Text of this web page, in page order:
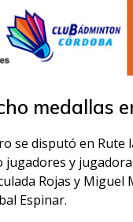
medallas
se disputó en
jugadores y
Rojas y
Espinar.